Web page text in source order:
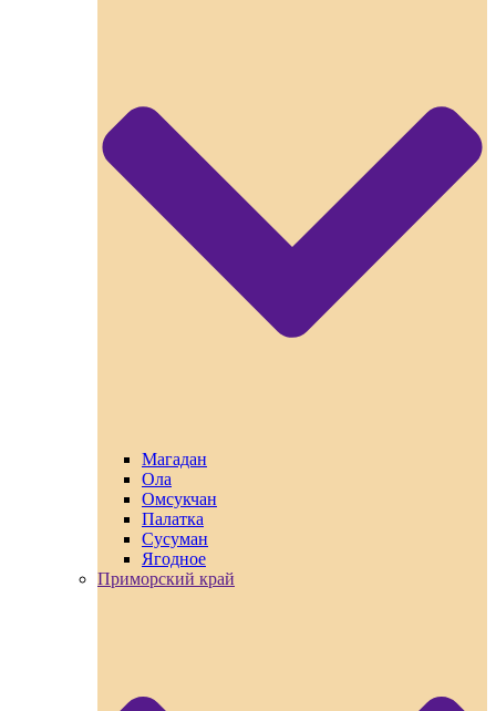
Магадан
Ола
Омсукчан
Палатка
Сусуман
Ягодное
Приморский край